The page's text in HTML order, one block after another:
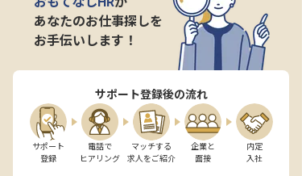
ご利用の流れ
よくある質問
無料 転職サポートに申し込む
あなたのお仕事探しを
お手伝いします！
サポート登録後の流れ
サポート
登録
電話で
ヒアリング
マッチする
求人をご紹介
企業と
面接
内定
入社